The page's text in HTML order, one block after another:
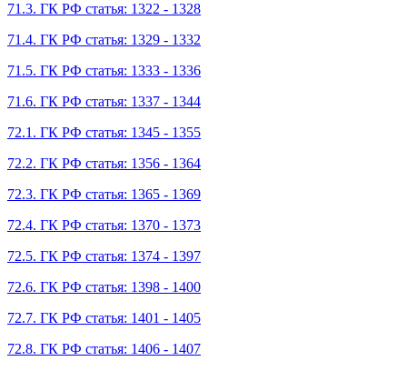
71.3. ГК РФ статья: 1322 - 1328
71.4. ГК РФ статья: 1329 - 1332
71.5. ГК РФ статья: 1333 - 1336
71.6. ГК РФ статья: 1337 - 1344
72.1. ГК РФ статья: 1345 - 1355
72.2. ГК РФ статья: 1356 - 1364
72.3. ГК РФ статья: 1365 - 1369
72.4. ГК РФ статья: 1370 - 1373
72.5. ГК РФ статья: 1374 - 1397
72.6. ГК РФ статья: 1398 - 1400
72.7. ГК РФ статья: 1401 - 1405
72.8. ГК РФ статья: 1406 - 1407